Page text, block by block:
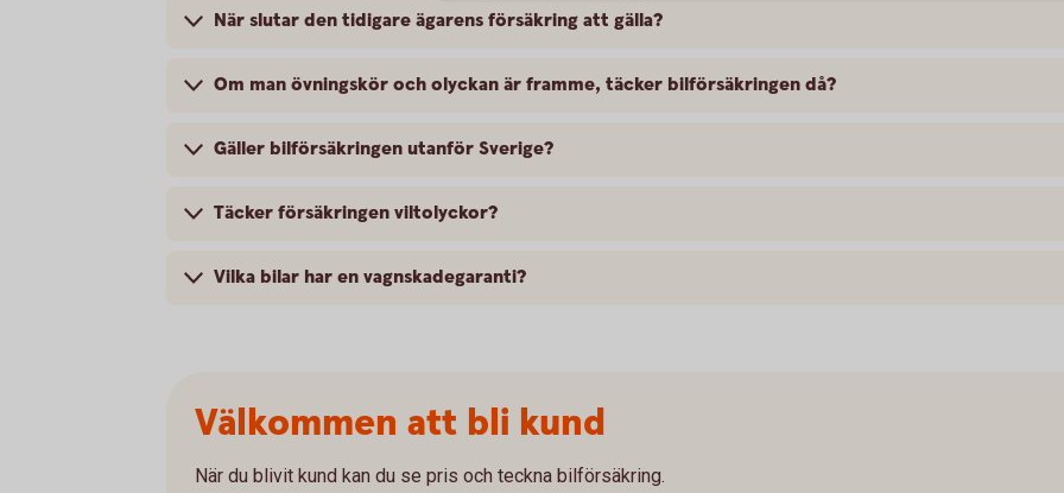
När slutar den tidigare ägarens försäkring att gälla?
Om man övningskör och olyckan är framme, täcker bilförsäkringen då?
Gäller bilförsäkringen utanför Sverige?
Täcker försäkringen viltolyckor?
Vilka bilar har en vagnskadegaranti?
Välkommen att bli kund
När du blivit kund kan du se pris och teckna bilförsäkring.